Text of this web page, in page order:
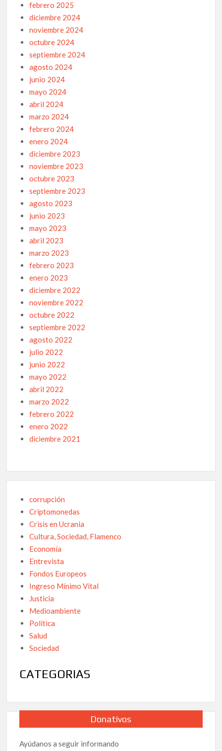
febrero 2025
diciembre 2024
noviembre 2024
octubre 2024
septiembre 2024
agosto 2024
junio 2024
mayo 2024
abril 2024
marzo 2024
febrero 2024
enero 2024
diciembre 2023
noviembre 2023
octubre 2023
septiembre 2023
agosto 2023
junio 2023
mayo 2023
abril 2023
marzo 2023
febrero 2023
enero 2023
diciembre 2022
noviembre 2022
octubre 2022
septiembre 2022
agosto 2022
julio 2022
junio 2022
mayo 2022
abril 2022
marzo 2022
febrero 2022
enero 2022
diciembre 2021
corrupción
Criptomonedas
Crisis en Ucrania
Cultura, Sociedad, Flamenco
Economía
Entrevista
Fondos Europeos
Ingreso Mínimo Vital
Justicia
Medioambiente
Política
Salud
Sociedad
CATEGORIAS
Donativos
Ayúdanos a seguir informando